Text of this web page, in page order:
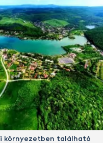
környezetben található